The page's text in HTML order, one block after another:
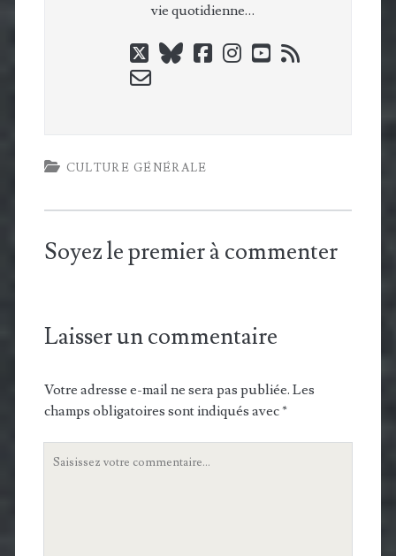
vie quotidienne…
twitterblueskyfacebook
instagram
youtube
rss
email-
CULTURE GÉNÉRALE
Soyez le premier à commenter
Laisser un commentaire
Votre adresse e-mail ne sera pas publiée. Les
champs obligatoires sont indiqués avec*